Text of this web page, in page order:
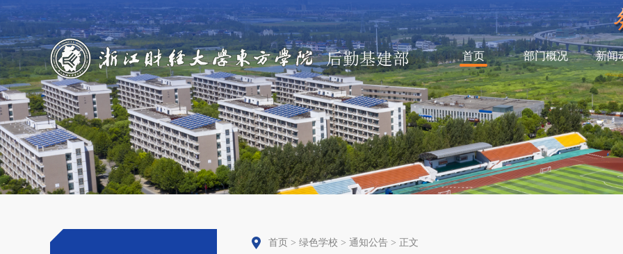
首页 部门概况 新闻
首页 > 绿色学校 > 通知公告 > 正文